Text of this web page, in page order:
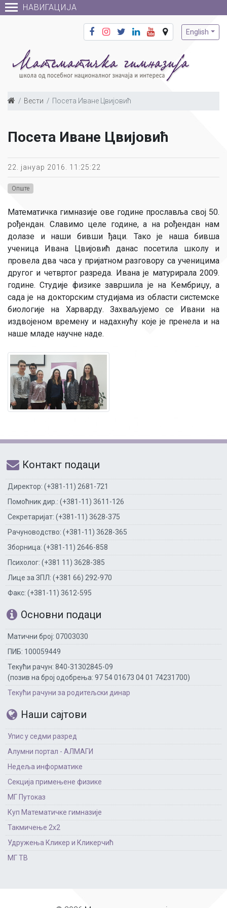
НАВИГАЦИЈА
English
Вести Посета Иване Цвијовић
Посета Иване Цвијовић
22. јануар 2016. 11:25:22
Опште
Математичка гимназије ове године прославља свој 50.
рођендан. Славимо целе године, а на рођендан нам
долазе и наши бивши ђаци. Тако је наша бивша
ученица Ивана Цвијовић данас посетила школу и
провела два часа у пријатном разговору са ученицима
другог и четвртог разреда. Ивана је матурирала 2009.
године. Студије физике завршила је на Кембриџу, а
сада је на докторским студијама из области системске
биологије на Харварду. Захваљујемо се Ивани на
издвојеном времену и надахнућу које је пренела и на
наше младе научне наде.
Контакт подаци
Директор: (+381-11) 2681-721
Помоћник дир.: (+381-11) 3611-126
Секретаријат: (+381-11) 3628-375
Рачуноводство: (+381-11) 3628-365
Зборница: (+381-11) 2646-858
Психолог: (+381 11) 3628-385
Лице за ЗПЛ: (+381 66) 292-970
Факс: (+381-11) 3612-595
Основни подаци
Матични број: 07003030
ПИБ: 100059449
Текући рачун: 840-31302845-09
(позив на број одобрења: 97 54 01673 04 01 74231700)
Текући рачуни за родитељски динар
Наши сајтови
Упис у седми разред
Алумни портал - АЛМАГИ
Недеља информатике
Секција примењене физике
МГ Путоказ
Куп Математичке гимназије
Такмичење 2х2
Удружења Кликер и Кликерчић
МГ ТВ